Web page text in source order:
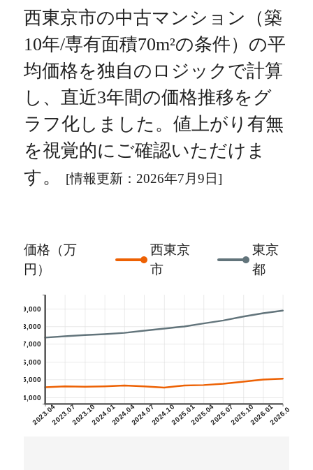
西東京市の中古マンション（築
10年/専有面積70m²の条件）の平
均価格を独自のロジックで計算
し、直近3年間の価格推移をグ
ラフ化しました。値上がり有無
を視覚的にご確認いただけま
す。
[情報更新：2026年7月9日]
価格（万
円）
西東京
市
東京
都
2023.042023.072023.102024.012024.042024.072024.102025.012025.042025.072025.102026.012026.04
4,000
5,000
6,000
7,000
8,000
9,000